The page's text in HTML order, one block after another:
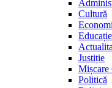
Cultură
Educație
Justiție
Mișcare
Politică